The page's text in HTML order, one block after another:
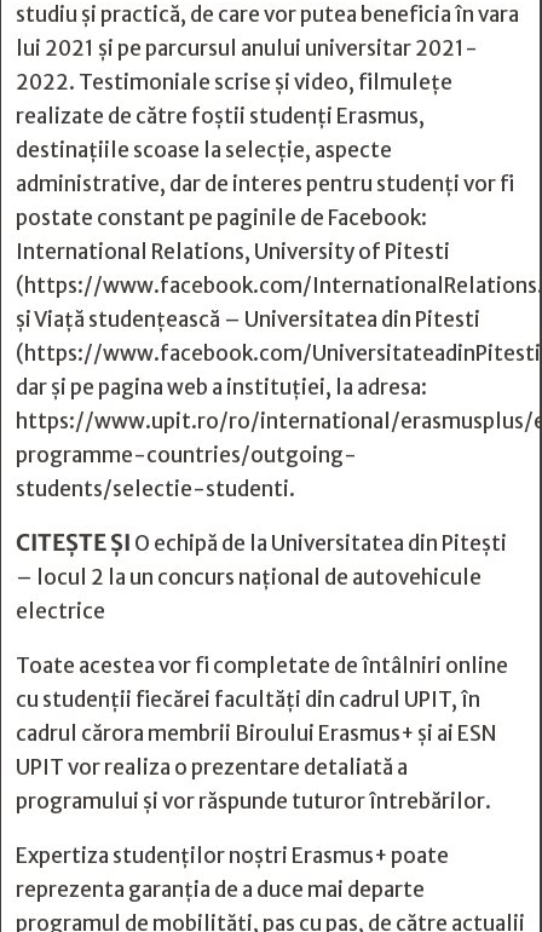
studiu și practică, de care vor putea beneficia în vara
lui 2021 și pe parcursul anului universitar 2021-
2022. Testimoniale scrise și video, filmulețe
realizate de către foștii studenți Erasmus,
destinațiile scoase la selecție, aspecte
administrative, dar de interes pentru studenți vor fi
postate constant pe paginile de Facebook:
International Relations, University of Pitesti
(https://www.facebook.com/
și Viață studențească – Universitatea din Pitesti
(https://www.facebook.com/
dar și pe pagina web a instituției, la adresa:
https://www.upit.ro/ro/international/erasmusplus/
programme-countries/outgoing-
students/selectie-studenti.
CITEȘTE ȘI O echipă de la Universitatea din Piteşti
– locul 2 la un concurs naţional de autovehicule
electrice
Toate acestea vor fi completate de întâlniri online
cu studenții fiecărei facultăți din cadrul UPIT, în
cadrul cărora membrii Biroului Erasmus+ și ai ESN
UPIT vor realiza o prezentare detaliată a
programului și vor răspunde tuturor întrebărilor.
Expertiza studenților noștri Erasmus+ poate
reprezenta garanția de a duce mai departe
programul de mobilități, pas cu pas, de către actualii